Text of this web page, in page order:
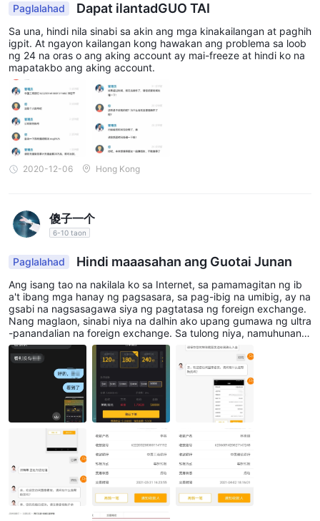
Paglalahad Dapat ilantadGUO TAI
Sa una, hindi nila sinabi sa akin ang mga kinakailangan at paghih
igpit. At ngayon kailangan kong hawakan ang problema sa loob
ng 24 na oras o ang aking account ay mai-freeze at hindi ko na
mapatakbo ang aking account.
2020-12-06 Hong Kong
傻子一个
6-10 taon
Paglalahad Hindi maaasahan ang Guotai Junan
Ang isang tao na nakilala ko sa Internet, sa pamamagitan ng ib
a't ibang mga hanay ng pagsasara, sa pag-ibig na umibig, ay na
gsabi na nagsasagawa siya ng pagtatasa ng foreign exchange.
Nang maglaon, sinabi niya na dalhin ako upang gumawa ng ultra
-panandalian na foreign exchange. Sa tulong niya, namuhunan a
ko ng 1,000 US dolyar, kumita ng 30%, at matagumpay ang pag
-atras. Sa tuwing magkakaiba ang plano, ang kita ay nasa pagit
an ng 40-80%, ngunit ang turnover ay dapat na 80% kapag um
atras. Hindi ko natuloy ang malaking halaga ng pera sa gitna ng
plano. Ang serbisyo sa customer ay nagbibigay ng isang malayo
sa pampang account sa tuwing nag-recharge ako. Nagtaas ako
mula 15,000 US dolyar hanggang 80,000 US dolyar. Hindi ko bi
nawi ang pera sa gitna dahil hindi sapat ang paglilipat ng tungku
lin. Sa huli, nagdagdag ako ng 80,000, ngunit sa wakas ay nata
pos ang posisyon, at pagkatapos ay hindi ko makontak ang tao
ng ito. Dapat maging mapagmatyag ang bawat isa, panatilihing
bukas ang iyong mga mata at huwag malinlang!